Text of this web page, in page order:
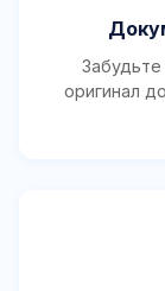
оригинал